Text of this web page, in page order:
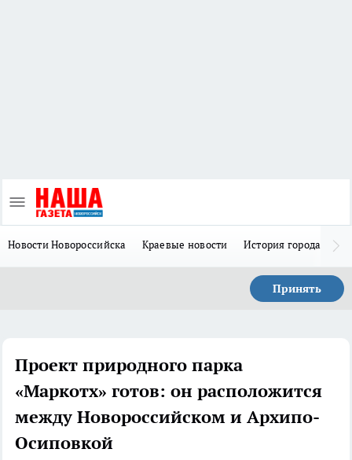
Новости Новороссийска Краевые новости История города Н
Принять
Проект природного парка
«Маркотх» готов: он расположится
между Новороссийском и Архипо-
Осиповкой